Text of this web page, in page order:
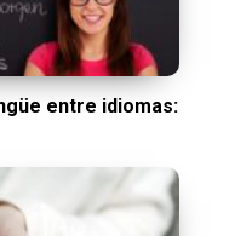
entre idiomas: